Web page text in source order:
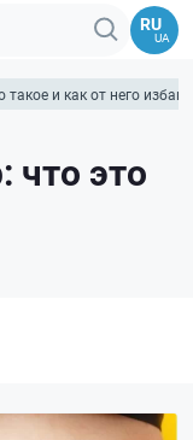
RU
UA
и как от него
это